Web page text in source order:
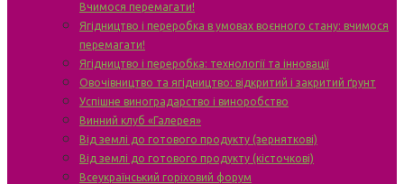
Вчимося перемагати!
Ягідництво і переробка в умовах воєнного стану: вчимося
перемагати!
Ягідництво і переробка: технології та інновації
Овочівництво та ягідництво: відкритий і закритий ґрунт
Успішне виноградарство і виноробство
Винний клуб «Галерея»
Від землі до готового продукту (зерняткові)
Від землі до готового продукту (кісточкові)
Всеукраїнський горіховий форум